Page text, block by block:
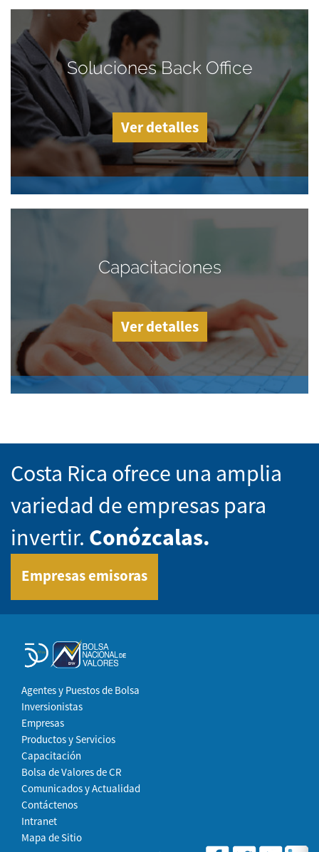
Soluciones Back Office
Ver detalles
Capacitaciones
Ver detalles
Costa Rica ofrece una amplia
variedad de empresas para
invertir. Conózcalas.
Empresas emisoras
Agentes y Puestos de Bolsa
Inversionistas
Empresas
Productos y Servicios
Capacitación
Bolsa de Valores de CR
Comunicados y Actualidad
Contáctenos
Intranet
Mapa de Sitio